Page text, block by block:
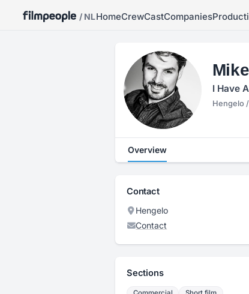
/ NLHomeCrewCastCompanies
I Have
Hengelo
Overview
Contact
Hengelo
Contact
Sections